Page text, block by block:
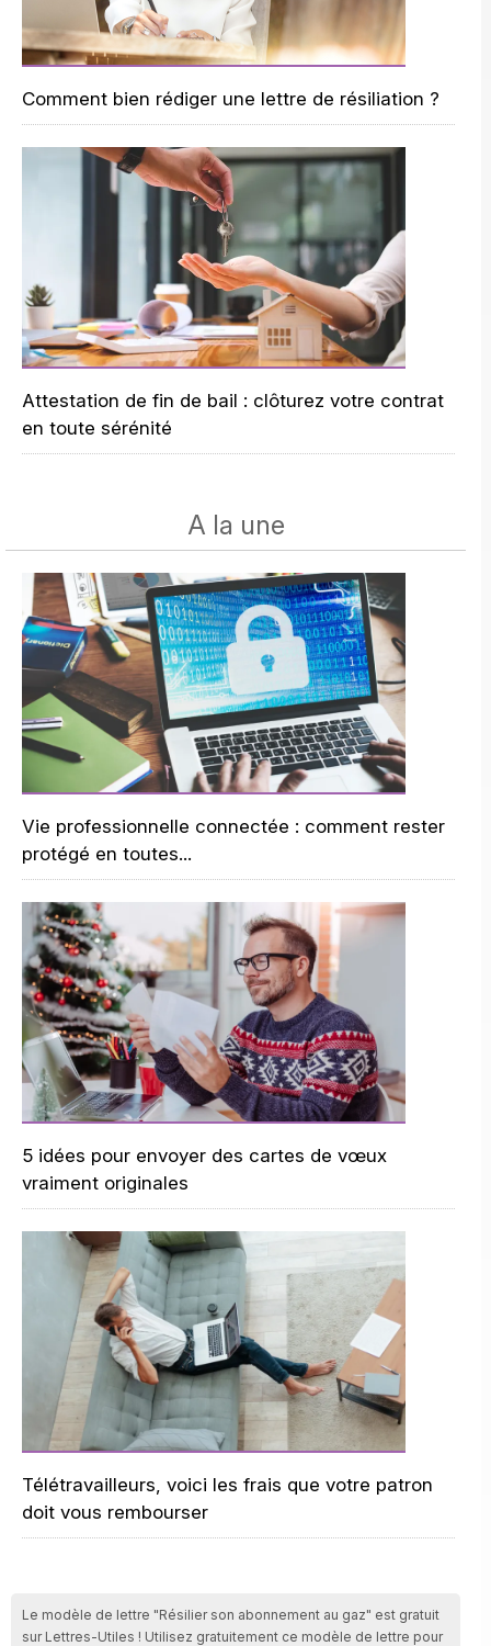
Comment bien rédiger une lettre de résiliation ?
Attestation de fin de bail : clôturez votre contrat
en toute sérénité
A la une
Vie professionnelle connectée : comment rester
protégé en toutes...
5 idées pour envoyer des cartes de vœux
vraiment originales
Télétravailleurs, voici les frais que votre patron
doit vous rembourser
Le modèle de lettre "Résilier son abonnement au gaz" est gratuit
sur Lettres-Utiles ! Utilisez gratuitement ce modèle de lettre pour